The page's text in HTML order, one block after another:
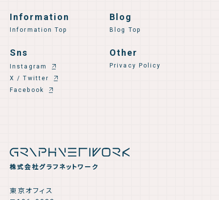
株式会社グラフネットワーク
東京オフィス
Information
Information Top
Blog
Blog Top
Sns
Instagram
X / Twitter
Facebook
Other
Privacy Policy